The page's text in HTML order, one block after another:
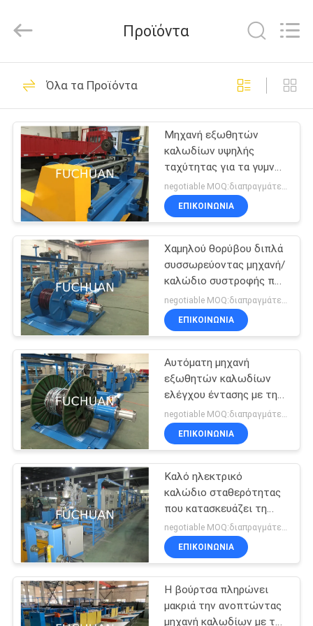
ΣΠΊΤΙ
ΠΡΟΪΌΝΤΑ
ΒΊΝΤΕΟ
ΕΜΦΆΝΙΣΗ
VR
ΣΧΕΤΙΚΆ
ΜΕ
ΕΜΆΣ
ΕΠΙΣΚΈΨΕΙΣ
ΣΤΟ
ΕΡΓΟΣΤΆΣΙΟ
ΈΛΕΓΧΟΣ
ΠΟΙΌΤΗΤΑΣ
ΕΠΙΚΟΙΝΩΝΉΣΤΕ
ΜΑΖΊ
ΜΑΣ
and
Mechanical
Rights
Συσσωρεύοντας
μηχανή καλωδίων
χαλκού
118
Καλώδιο που
στρίβει τη μηχανή
47
διπλή στρεβλότητα
bunching μηχανή
Συσσωρεύοντας
μηχανή καλωδίων
56
Προϊόντα
Όλα τα Προϊόντα
Μηχανή εξωθητών
καλωδίων υψηλής
ταχύτητας για τα γυμνά
καλώδια χαλκού,
επικασσιτερωμένα
καλώδια
negotiable MOQ:διαπραγμάτευση
ΕΠΙΚΟΙΝΩΝΊΑ
Χαμηλού θορύβου διπλά
συσσωρεύοντας μηχανή/
καλώδιο συστροφής που
κατασκευάζει τη μηχανή
Φ0.15~1.04
ΕΠΙΚΟΙΝΩΝΊΑ
Αυτόματη μηχανή
εξωθητών καλωδίων
ελέγχου έντασης με την
προστασία ασφάλειας
ΕΠΙΚΟΙΝΩΝΊΑ
Καλό ηλεκτρικό
καλώδιο σταθερότητας
που κατασκευάζει τη
μηχανή, καλώδιο PVC
που κατασκευάζει τη
μηχανή
negotiable MOQ:διαπραγμάτευση
ΕΠΙΚΟΙΝΩΝΊΑ
Η βούρτσα πληρώνει
μακριά την ανοπτώντας
μηχανή καλωδίων με τον